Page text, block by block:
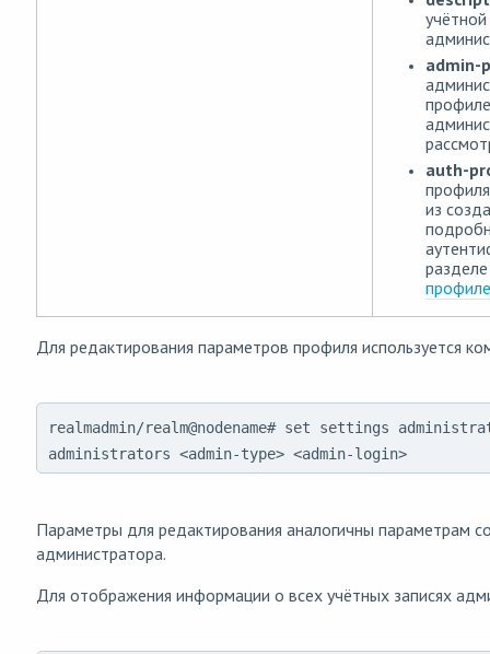
admin-
auth-
из
Для редактирования параметров профиля используется
realmadmin/realm@nodename# set settings
administrators <admin-type> <admin-login>
Параметры для редактирования аналогичны параметрам
администратора.
Для отображения информации о всех учётных записях